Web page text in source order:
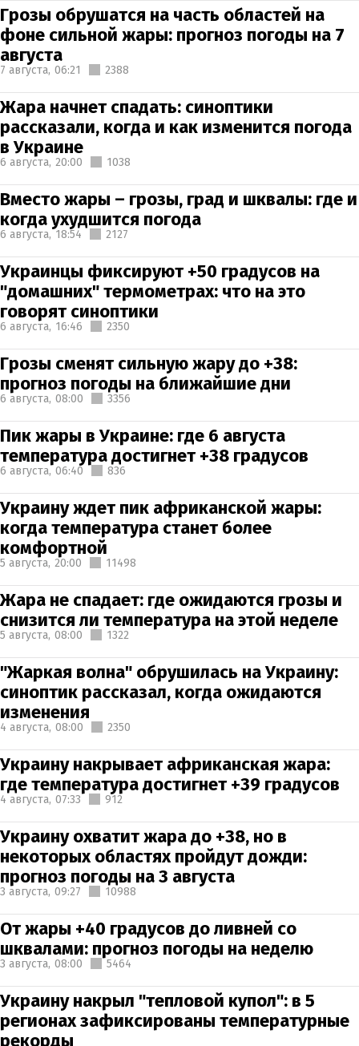
Грозы обрушатся на часть областей на
фоне сильной жары: прогноз погоды на 7
августа
7 августа, 06:21 2388
Жара начнет спадать: синоптики
рассказали, когда и как изменится погода
в Украине
6 августа, 20:00 1038
Вместо жары – грозы, град и шквалы: где и
когда ухудшится погода
6 августа, 18:54 2127
Украинцы фиксируют +50 градусов на
"домашних" термометрах: что на это
говорят синоптики
6 августа, 16:46 2350
Грозы сменят сильную жару до +38:
прогноз погоды на ближайшие дни
6 августа, 08:00 3356
Пик жары в Украине: где 6 августа
температура достигнет +38 градусов
6 августа, 06:40 836
Украину ждет пик африканской жары:
когда температура станет более
комфортной
5 августа, 20:00 11498
Жара не спадает: где ожидаются грозы и
снизится ли температура на этой неделе
5 августа, 08:00 1322
"Жаркая волна" обрушилась на Украину:
синоптик рассказал, когда ожидаются
изменения
4 августа, 08:00 2350
Украину накрывает африканская жара:
где температура достигнет +39 градусов
4 августа, 07:33 912
Украину охватит жара до +38, но в
некоторых областях пройдут дожди:
прогноз погоды на 3 августа
3 августа, 09:27 10988
От жары +40 градусов до ливней со
шквалами: прогноз погоды на неделю
3 августа, 08:00 5464
Украину накрыл "тепловой купол": в 5
регионах зафиксированы температурные
рекорды